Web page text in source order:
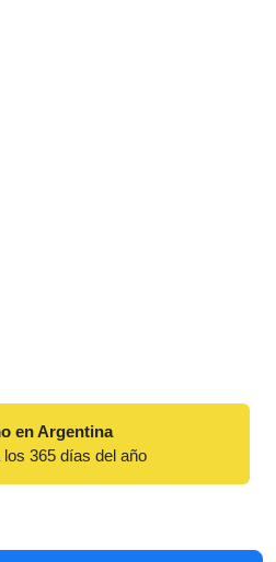
en Argentina
365 días del año